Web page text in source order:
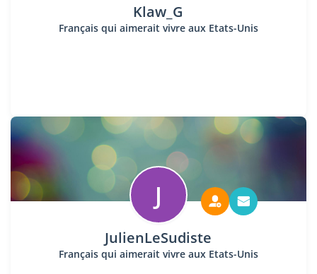
Klaw_G
Français qui aimerait vivre aux Etats-Unis
J
JulienLeSudiste
Français qui aimerait vivre aux Etats-Unis